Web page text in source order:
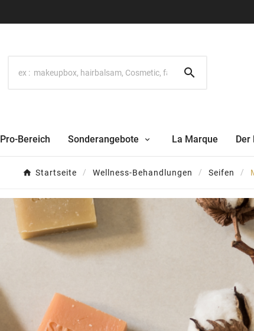

Pro-Bereich Sonderangebote La Marque Der
Startseite Wellness-Behandlungen Seifen